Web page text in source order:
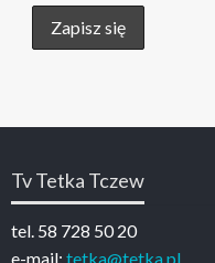
Tv Tetka Tczew
tel. 58 728 50 20
e-mail: tetka@tetka.pl